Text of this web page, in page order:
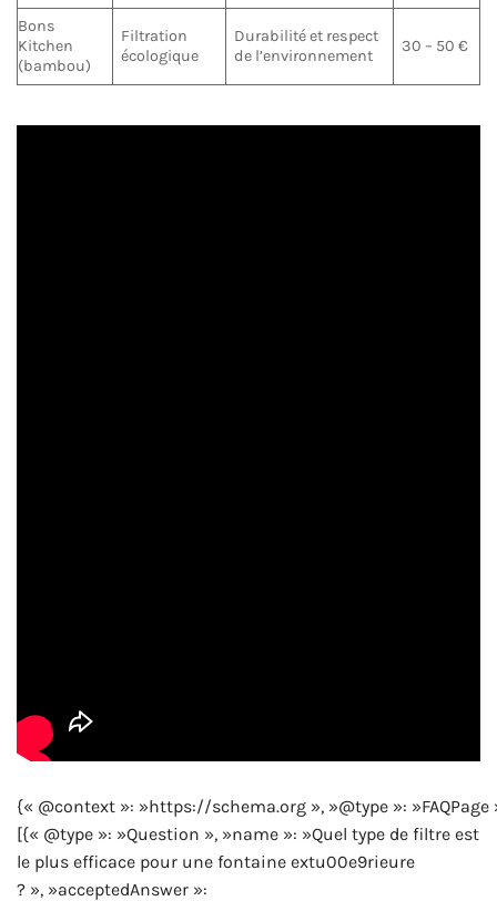
Bons
Kitchen
(bambou)
Filtration
écologique
Durabilité et respect
de l’environnement
30 – 50 €
{« @context »: »https://schema.org », »@type »:
[{« @type »: »Question », »name »: »Quel type de filtre est
le plus efficace pour une fontaine extu00e9rieure
? », »acceptedAnswer »: